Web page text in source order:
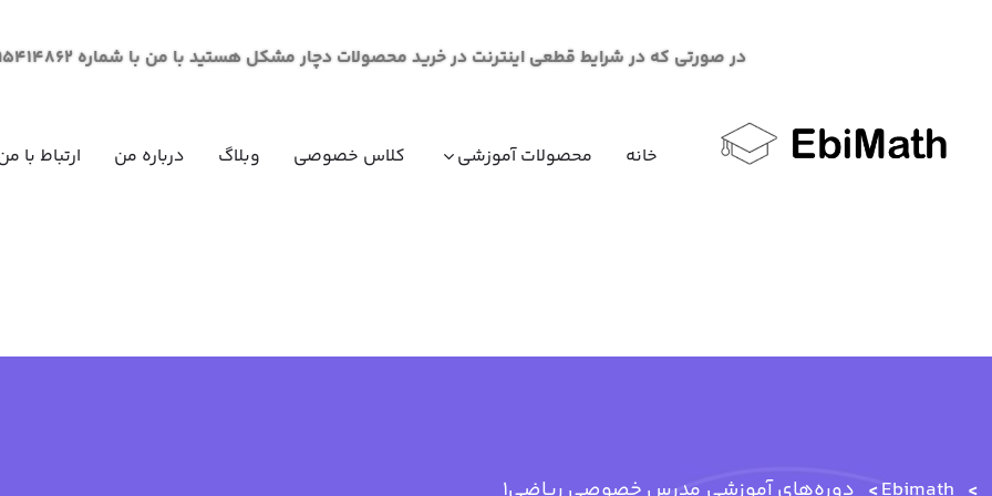
در صورتی که در شرایط قطعی اینترنت در خرید محصولات دچار مشکل هستید با من با شماره 09195414862 از طریق پیام در ارتباط باشید.
خانه محصولات آموزشی کلاس خصوصی وبلاگ درباره من ارتباط با